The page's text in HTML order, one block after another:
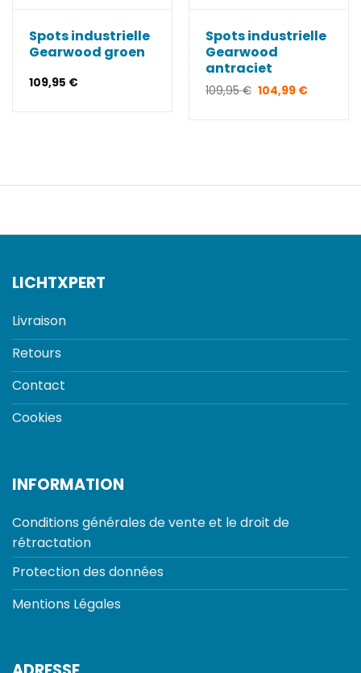
Spots industrielle
Gearwood groen
109,95 €
Spots industrielle
Gearwood
antraciet
109,95€ Le
109,95 €.
104,99 €Le
104,99 €.
LICHTXPERT
Livraison
Retours
Contact
Cookies
INFORMATION
Conditions générales de vente et le droit de
rétractation
Protection des données
Mentions Légales